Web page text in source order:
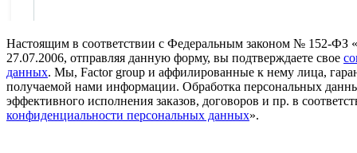
Настоящим в соответствии с Федеральным законом № 152-ФЗ
27.07.2006, отправляя данную форму, вы подтверждаете свое
данных. Мы, Factor group и аффилированные к нему лица,
получаемой нами информации. Обработка персональных
эффективного исполнения заказов, договоров и пр. в
конфиденциальности персональных данных».